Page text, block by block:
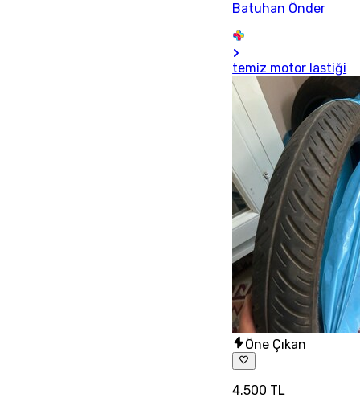
Batuhan Önder
temiz motor lastiği
Öne Çıkan
4.500 TL